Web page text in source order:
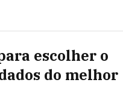
escolher o
do melhor